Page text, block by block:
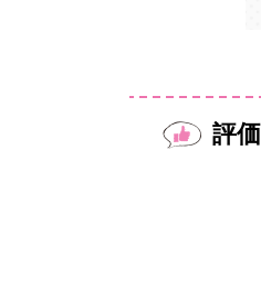
評価